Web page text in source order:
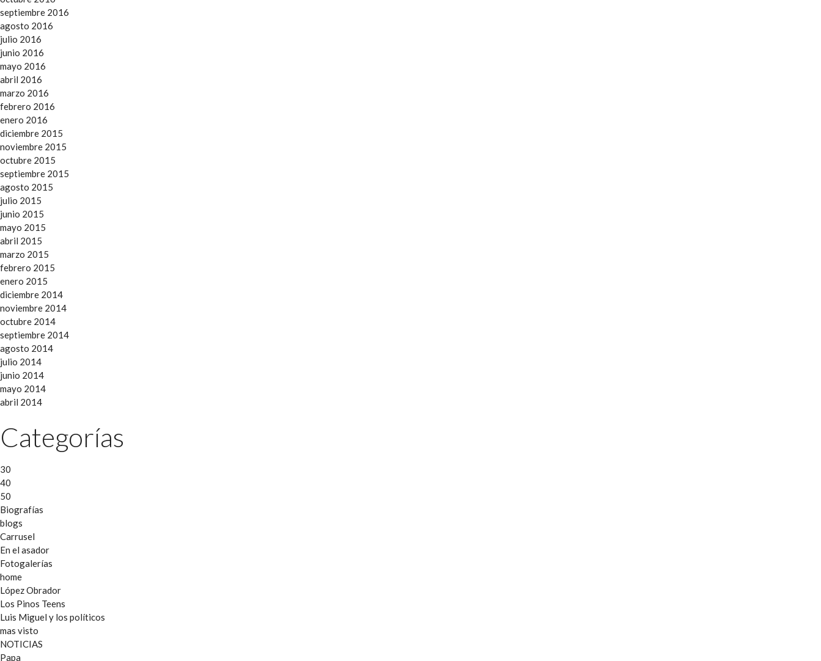
septiembre 2016
agosto 2016
julio 2016
junio 2016
mayo 2016
abril 2016
marzo 2016
febrero 2016
enero 2016
diciembre 2015
noviembre 2015
octubre 2015
septiembre 2015
agosto 2015
julio 2015
junio 2015
mayo 2015
abril 2015
marzo 2015
febrero 2015
enero 2015
diciembre 2014
noviembre 2014
octubre 2014
septiembre 2014
agosto 2014
julio 2014
junio 2014
mayo 2014
abril 2014
Categorías
30
40
50
Biografías
blogs
Carrusel
En el asador
Fotogalerías
home
López Obrador
Los Pinos Teens
Luis Miguel y los políticos
mas visto
NOTICIAS
Papa